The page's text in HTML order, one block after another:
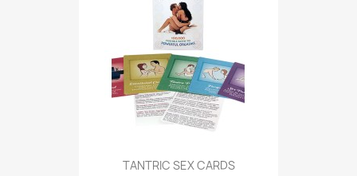
TANTRIC SEX CARDS